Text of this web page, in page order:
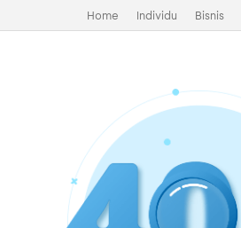
Home Individu Bisnis